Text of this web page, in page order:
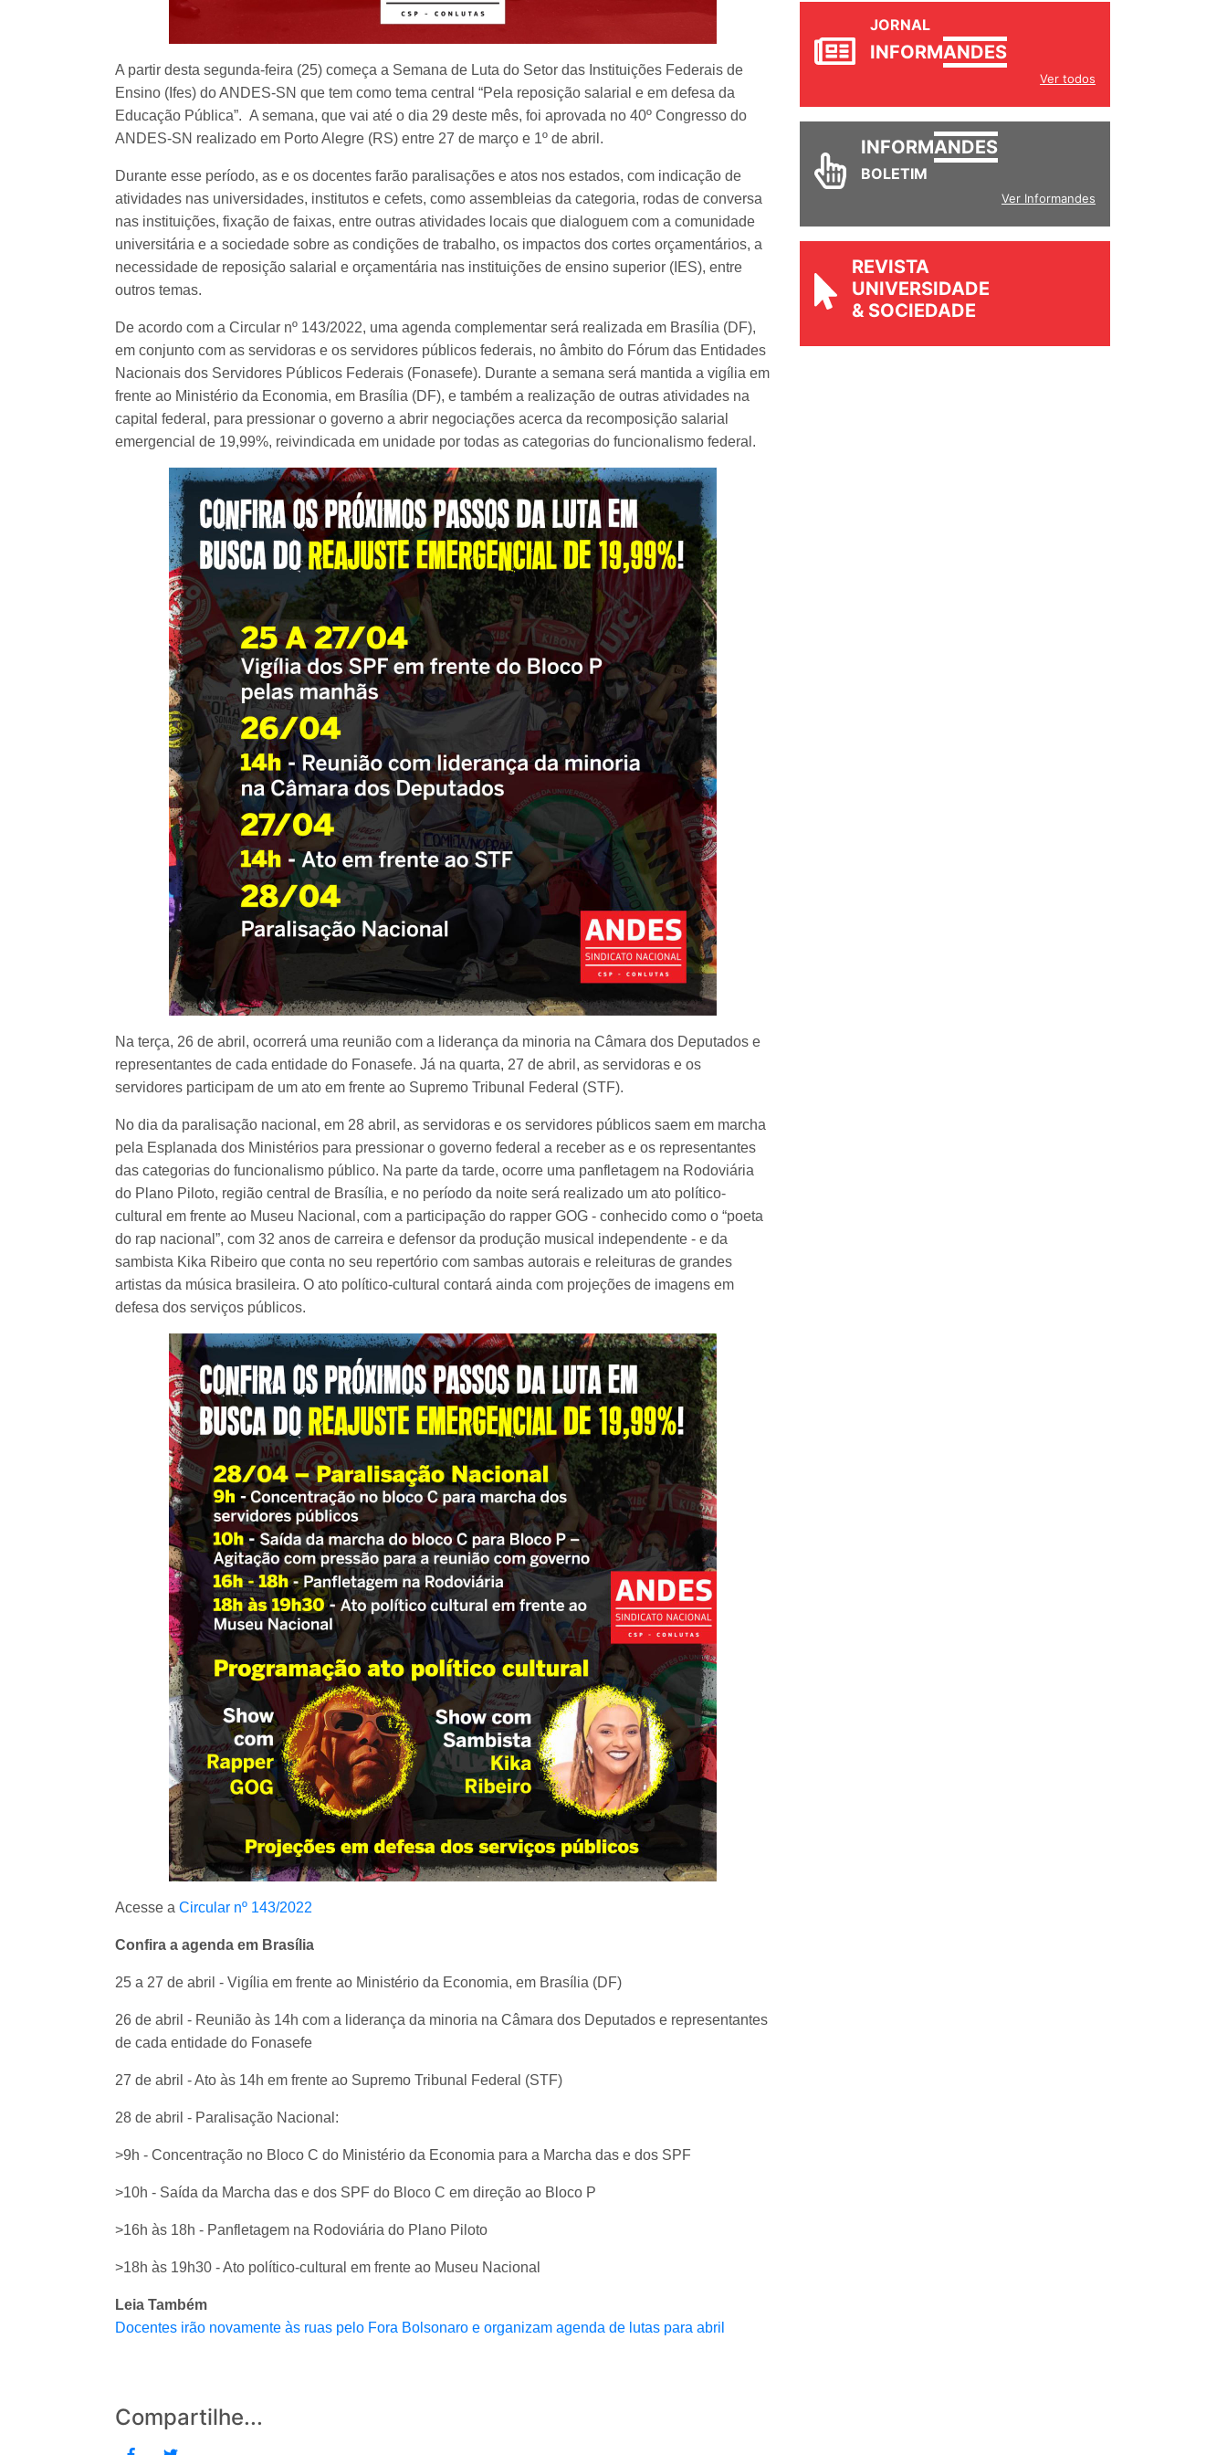
A partir desta segunda-feira (25) começa a Semana de Luta do Setor das Instituições Federais de
Ensino (Ifes) do ANDES-SN que tem como tema central “Pela reposição salarial e em defesa da
Educação Pública”. A semana, que vai até o dia 29 deste mês, foi aprovada no 40º Congresso do
ANDES-SN realizado em Porto Alegre (RS) entre 27 de março e 1º de abril.
Durante esse período, as e os docentes farão paralisações e atos nos estados, com indicação de
atividades nas universidades, institutos e cefets, como assembleias da categoria, rodas de conversa
nas instituições, fixação de faixas, entre outras atividades locais que dialoguem com a comunidade
universitária e a sociedade sobre as condições de trabalho, os impactos dos cortes orçamentários, a
necessidade de reposição salarial e orçamentária nas instituições de ensino superior (IES), entre
outros temas.
De acordo com a Circular nº 143/2022, uma agenda complementar será realizada em Brasília (DF),
em conjunto com as servidoras e os servidores públicos federais, no âmbito do Fórum das Entidades
Nacionais dos Servidores Públicos Federais (Fonasefe). Durante a semana será mantida a vigília em
frente ao Ministério da Economia, em Brasília (DF), e também a realização de outras atividades na
capital federal, para pressionar o governo a abrir negociações acerca da recomposição salarial
emergencial de 19,99%, reivindicada em unidade por todas as categorias do funcionalismo federal.
Na terça, 26 de abril, ocorrerá uma reunião com a liderança da minoria na Câmara dos Deputados e
representantes de cada entidade do Fonasefe. Já na quarta, 27 de abril, as servidoras e os
servidores participam de um ato em frente ao Supremo Tribunal Federal (STF).
No dia da paralisação nacional, em 28 abril, as servidoras e os servidores públicos saem em marcha
pela Esplanada dos Ministérios para pressionar o governo federal a receber as e os representantes
das categorias do funcionalismo público. Na parte da tarde, ocorre uma panfletagem na Rodoviária
do Plano Piloto, região central de Brasília, e no período da noite será realizado um ato político-
cultural em frente ao Museu Nacional, com a participação do rapper GOG - conhecido como o “poeta
do rap nacional”, com 32 anos de carreira e defensor da produção musical independente - e da
sambista Kika Ribeiro que conta no seu repertório com sambas autorais e releituras de grandes
artistas da música brasileira. O ato político-cultural contará ainda com projeções de imagens em
defesa dos serviços públicos.
Acesse a Circular nº 143/2022
Confira a agenda em Brasília
25 a 27 de abril - Vigília em frente ao Ministério da Economia, em Brasília (DF)
26 de abril - Reunião às 14h com a liderança da minoria na Câmara dos Deputados e representantes
de cada entidade do Fonasefe
27 de abril - Ato às 14h em frente ao Supremo Tribunal Federal (STF)
28 de abril - Paralisação Nacional:
>9h - Concentração no Bloco C do Ministério da Economia para a Marcha das e dos SPF
>10h - Saída da Marcha das e dos SPF do Bloco C em direção ao Bloco P
>16h às 18h - Panfletagem na Rodoviária do Plano Piloto
>18h às 19h30 - Ato político-cultural em frente ao Museu Nacional
Leia Também
Docentes irão novamente às ruas pelo Fora Bolsonaro e organizam agenda de lutas para abril
Compartilhe...
JORNAL
Ver todos
INFORM
Ver Informandes
REVISTA
UNIVERSIDADE